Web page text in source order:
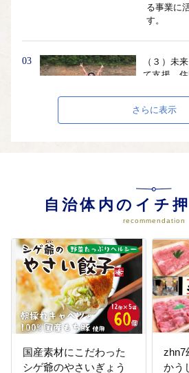
る事業に
す。
03
（３）未
て支援、
未来を担
援、住民
用させて
（４）事
途の選択
町の優先
さらに表示
自治体内のイチ
recommendation
国産素材にこだわった
シゲ爺のやさいぎょう
zhn7
かう